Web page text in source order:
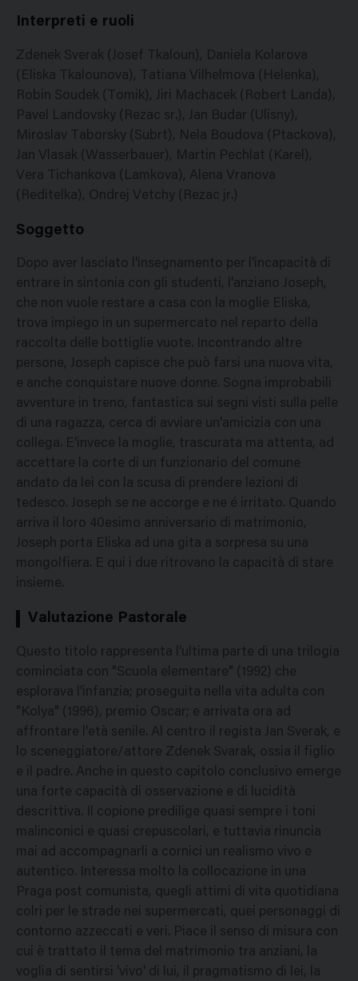
Interpreti e ruoli
Zdenek Sverak (Josef Tkaloun), Daniela Kolarova
(Eliska Tkalounova), Tatiana Vilhelmova (Helenka),
Robin Soudek (Tomik), Jiri Machacek (Robert Landa),
Pavel Landovsky (Rezac sr.), Jan Budar (Ulisny),
Miroslav Taborsky (Subrt), Nela Boudova (Ptackova),
Jan Vlasak (Wasserbauer), Martin Pechlat (Karel),
Vera Tichankova (Lamkova), Alena Vranova
(Reditelka), Ondrej Vetchy (Rezac jr.)
Soggetto
Dopo aver lasciato l'insegnamento per l'incapacità di
entrare in sintonia con gli studenti, l'anziano Joseph,
che non vuole restare a casa con la moglie Eliska,
trova impiego in un supermercato nel reparto della
raccolta delle bottiglie vuote. Incontrando altre
persone, Joseph capisce che può farsi una nuova vita,
e anche conquistare nuove donne. Sogna improbabili
avventure in treno, fantastica sui segni visti sulla pelle
di una ragazza, cerca di avviare un'amicizia con una
collega. E'invece la moglie, trascurata ma attenta, ad
accettare la corte di un funzionario del comune
andato da lei con la scusa di prendere lezioni di
tedesco. Joseph se ne accorge e ne é irritato. Quando
arriva il loro 40esimo anniversario di matrimonio,
Joseph porta Eliska ad una gita a sorpresa su una
mongolfiera. E qui i due ritrovano la capacità di stare
insieme.
Valutazione Pastorale
Questo titolo rappresenta l'ultima parte di una trilogia
cominciata con "Scuola elementare" (1992) che
esplorava l'infanzia; proseguita nella vita adulta con
"Kolya" (1996), premio Oscar; e arrivata ora ad
affrontare l'età senile. Al centro il regista Jan Sverak, e
lo sceneggiatore/attore Zdenek Svarak, ossia il figlio
e il padre. Anche in questo capitolo conclusivo emerge
una forte capacità di osservazione e di lucidità
descrittiva. Il copione predilige quasi sempre i toni
malinconici e quasi crepuscolari, e tuttavia rinuncia
mai ad accompagnarli a cornici un realismo vivo e
autentico. Interessa molto la collocazione in una
Praga post comunista, quegli attimi di vita quotidiana
colri per le strade nei supermercati, quei personaggi di
contorno azzeccati e veri. Piace il senso di misura con
cui è trattato il tema del matrimonio tra anziani, la
voglia di sentirsi 'vivo' di lui, il pragmatismo di lei, la